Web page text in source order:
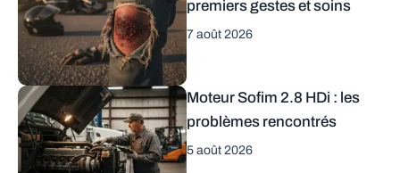
premiers gestes et soins
7 août 2026
Moteur Sofim 2.8 HDi : les
problèmes rencontrés
5 août 2026